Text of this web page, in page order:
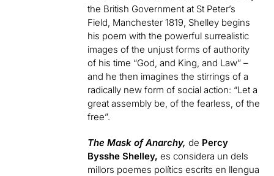
the British Government at St Peter’s
Field, Manchester 1819, Shelley begins
his poem with the powerful surrealistic
images of the unjust forms of authority
of his time “God, and King, and Law” –
and he then imagines the stirrings of a
radically new form of social action: “Let a
great assembly be, of the fearless, of the
free”.
The Mask of Anarchy, de Percy
Bysshe Shelley, es considera un dels
millors poemes polítics escrits en llengua